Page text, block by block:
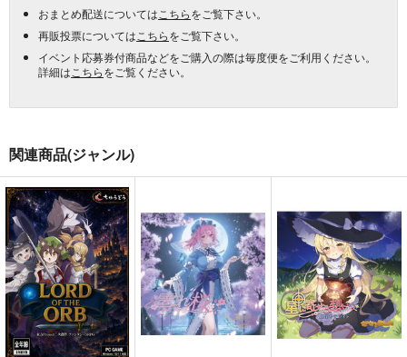
おまとめ配送については こちらをご覧下さい。
再販投票については こちらをご覧下さい。
イベント応募券付商品などをご購入の際は毎度便をご利用ください。
詳細は こちらをご覧ください。
関連商品(ジャンル)